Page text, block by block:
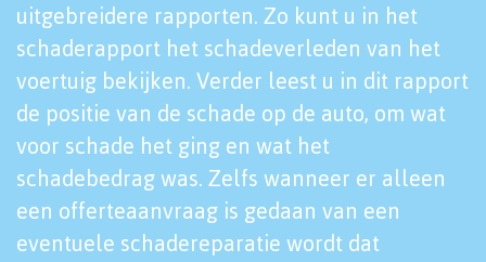
uitgebreidere rapporten. Zo kunt u in het
schaderapport het schadeverleden van het
voertuig bekijken. Verder leest u in dit rapport
de positie van de schade op de auto, om wat
voor schade het ging en wat het
schadebedrag was. Zelfs wanneer er alleen
een offerteaanvraag is gedaan van een
eventuele schadereparatie wordt dat